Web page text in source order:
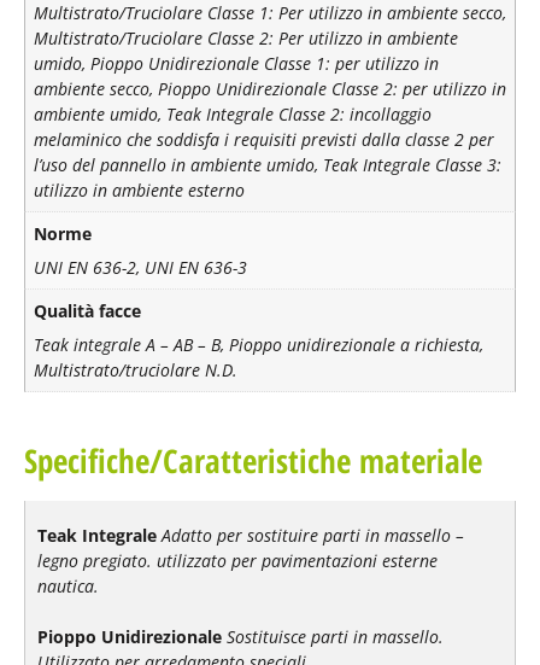
Multistrato/Truciolare Classe 1: Per utilizzo in ambiente secco,
Multistrato/Truciolare Classe 2: Per utilizzo in ambiente
umido, Pioppo Unidirezionale Classe 1: per utilizzo in
ambiente secco, Pioppo Unidirezionale Classe 2: per utilizzo in
ambiente umido, Teak Integrale Classe 2: incollaggio
melaminico che soddisfa i requisiti previsti dalla classe 2 per
l’uso del pannello in ambiente umido, Teak Integrale Classe 3:
utilizzo in ambiente esterno
Norme
UNI EN 636-2, UNI EN 636-3
Qualità facce
Teak integrale A – AB – B, Pioppo unidirezionale a richiesta,
Multistrato/truciolare N.D.
Specifiche/Caratteristiche materiale
Teak Integrale Adatto per sostituire parti in massello –
legno pregiato. utilizzato per pavimentazioni esterne
nautica.
Pioppo Unidirezionale Sostituisce parti in massello.